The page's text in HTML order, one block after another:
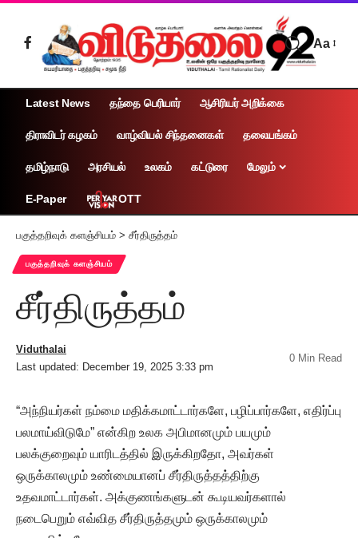
Aa
Latest News தந்தை பெரியார் ஆசிரியர் அறிக்கை
திராவிடர் கழகம் வாழ்வியல் சிந்தனைகள் தலையங்கம்
தமிழ்நாடு அரசியல் உலகம் கட்டுரை மேலும்
E-Paper OTT
பகுத்தறிவுக் களஞ்சியம் > சீர்திருத்தம்
பகுத்தறிவுக் களஞ்சியம்
சீர்திருத்தம்
Last updated: December 19, 2025 3:33 pm
Viduthalai
0 Min Read
“அந்நியர்கள் நம்மை மதிக்கமாட்டார்களே, பழிப்பார்களே, எதிர்ப்பு
பலமாய்விடுமே” என்கிற உலக அபிமானமும் பயமும்
பலக்குறைவும் யாரிடத்தில் இருக்கிறதோ, அவர்கள்
ஒருக்காலமும் உண்மையானப் சீர்திருத்தத்திற்கு
உதவமாட்டார்கள். அக்குணங்களுடன் கூடியவர்களால்
நடைபெறும் எவ்வித சீர்திருத்தமும் ஒருக்காலமும்